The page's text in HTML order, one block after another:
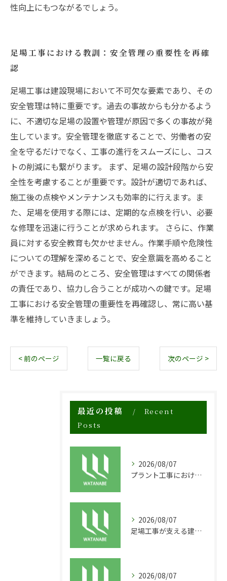
性向上にもつながるでしょう。
足場工事における教訓：安全管理の重要性を再確
認
足場工事は建設現場において不可欠な要素であり、その
安全管理は特に重要です。過去の事故からも分かるよう
に、不適切な足場の設置や管理が原因で多くの事故が発
生しています。安全管理を徹底することで、労働者の安
全を守るだけでなく、工事の進行をスムーズにし、コス
トの削減にも繋がります。 まず、足場の設計段階から安
全性を考慮することが重要です。設計が適切であれば、
施工後の点検やメンテナンスも効率的に行えます。ま
た、足場を使用する際には、定期的な点検を行い、必要
な修理を迅速に行うことが求められます。 さらに、作業
員に対する安全教育も欠かせません。作業手順や危険性
についての理解を深めることで、安全意識を高めること
ができます。結局のところ、安全管理はすべての関係者
の責任であり、協力し合うことが成功への鍵です。足場
工事における安全管理の重要性を再確認し、常に高い基
準を維持していきましょう。
< 前のページ 一覧に戻る 次のページ >
最近の投稿
Recent
Posts
2026/08/07
プラント工事における足場工事の安全対策と施工の重要性
2026/08/07
足場工事が支える建物の長寿命化と外装塗装の重要性
2026/08/07